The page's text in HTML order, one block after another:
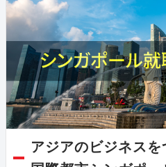
アジアのビジネス